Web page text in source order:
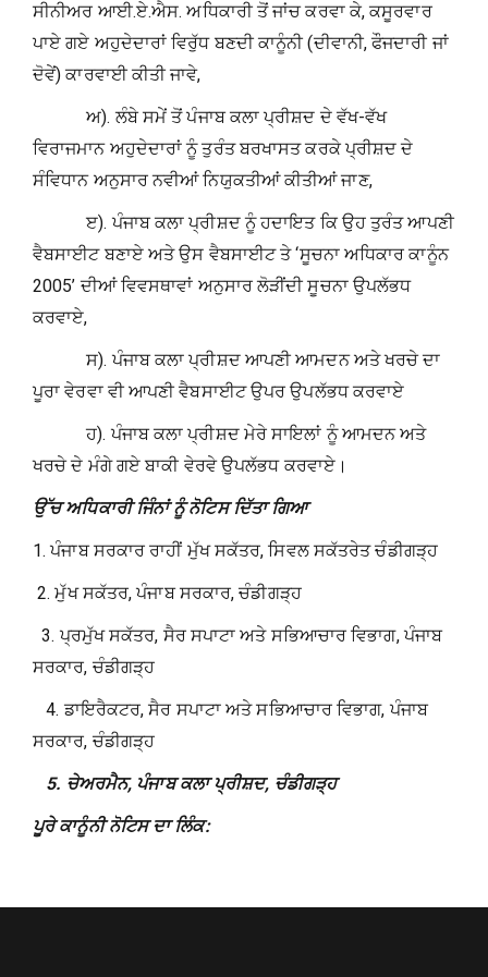
ਸੀਨੀਅਰ ਆਈ.ਏ.ਐਸ. ਅਧਿਕਾਰੀ ਤੋਂ ਜਾਂਚ ਕਰਵਾ ਕੇ, ਕਸੂਰਵਾਰ
ਪਾਏ ਗਏ ਅਹੁਦੇਦਾਰਾਂ ਵਿਰੁੱਧ ਬਣਦੀ ਕਾਨੂੰਨੀ (ਦੀਵਾਨੀ, ਫੌਜਦਾਰੀ ਜਾਂ
ਦੋਵੇਂ) ਕਾਰਵਾਈ ਕੀਤੀ ਜਾਵੇ,
​​ ਅ). ਲੰਬੇ ਸਮੇਂ ਤੋਂ ਪੰਜਾਬ ਕਲਾ ਪ੍ਰੀਸ਼ਦ ਦੇ ਵੱਖ-ਵੱਖ
ਵਿਰਾਜਮਾਨ ਅਹੁਦੇਦਾਰਾਂ ਨੂੰ ਤੁਰੰਤ ਬਰਖਾਸਤ ਕਰਕੇ ਪ੍ਰੀਸ਼ਦ ਦੇ
ਸੰਵਿਧਾਨ ਅਨੁਸਾਰ ਨਵੀਆਂ ਨਿਯੁਕਤੀਆਂ ਕੀਤੀਆਂ ਜਾਣ,
​​ ੲ). ਪੰਜਾਬ ਕਲਾ ਪ੍ਰੀਸ਼ਦ ਨੂੰ ਹਦਾਇਤ ਕਿ ਉਹ ਤੁਰੰਤ ਆਪਣੀ
ਵੈਬਸਾਈਟ ਬਣਾਏ ਅਤੇ ਉਸ ਵੈਬਸਾਈਟ ਤੇ ‘ਸੂਚਨਾ ਅਧਿਕਾਰ ਕਾਨੂੰਨ
2005’ ਦੀਆਂ ਵਿਵਸਥਾਵਾਂ ਅਨੁਸਾਰ ਲੋੜੀਂਦੀ ਸੂਚਨਾ ਉਪਲੱਭਧ
ਕਰਵਾਏ,
​​ ਸ). ਪੰਜਾਬ ਕਲਾ ਪ੍ਰੀਸ਼ਦ ਆਪਣੀ ਆਮਦਨ ਅਤੇ ਖਰਚੇ ਦਾ
ਪੂਰਾ ਵੇਰਵਾ ਵੀ ਆਪਣੀ ਵੈਬਸਾਈਟ ਉਪਰ ਉਪਲੱਭਧ ਕਰਵਾਏ
​​ ਹ). ਪੰਜਾਬ ਕਲਾ ਪ੍ਰੀਸ਼ਦ ਮੇਰੇ ਸਾਇਲਾਂ ਨੂੰ ਆਮਦਨ ਅਤੇ
ਖਰਚੇ ਦੇ ਮੰਗੇ ਗਏ ਬਾਕੀ ਵੇਰਵੇ ਉਪਲੱਭਧ ਕਰਵਾਏ।​​​
ਉੱਚ ਅਧਿਕਾਰੀ ਜਿੰਨਾਂ ਨੂੰ ਨੋਟਿਸ ਦਿੱਤਾ ਗਿਆ
1.​ ਪੰਜਾਬ ਸਰਕਾਰ ਰਾਹੀਂ ਮੁੱਖ ਸਕੱਤਰ, ਸਿਵਲ ਸਕੱਤਰੇਤ ਚੰਡੀਗੜ੍ਹ
2.​ ਮੁੱਖ ਸਕੱਤਰ, ਪੰਜਾਬ ਸਰਕਾਰ, ਚੰਡੀਗੜ੍ਹ
3.​ ਪ੍ਰਮੁੱਖ ਸਕੱਤਰ, ਸੈਰ ਸਪਾਟਾ ਅਤੇ ਸਭਿਆਚਾਰ ਵਿਭਾਗ, ਪੰਜਾਬ
ਸਰਕਾਰ, ਚੰਡੀਗੜ੍ਹ
4.​ ਡਾਇਰੈਕਟਰ, ਸੈਰ ਸਪਾਟਾ ਅਤੇ ਸਭਿਆਚਾਰ ਵਿਭਾਗ, ਪੰਜਾਬ
ਸਰਕਾਰ, ਚੰਡੀਗੜ੍ਹ
5.​ ਚੇਅਰਮੈਨ, ਪੰਜਾਬ ਕਲਾ ਪ੍ਰੀਸ਼ਦ, ਚੰਡੀਗੜ੍ਹ
ਪੂਰੇ ਕਾਨੂੰਨੀ ਨੋਟਿਸ ਦਾ ਲਿੰਕ: